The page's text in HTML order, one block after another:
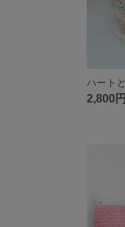
2,800円